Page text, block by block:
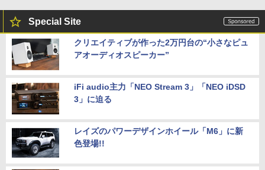
Special Site
クリエイティブが作った2万円台の“小さなピュ
アオーディオスピーカー”
iFi audio主力「NEO Stream 3」「NEO iDSD
3」に迫る
レイズのパワーデザインホイール「M6」に新
色登場!!